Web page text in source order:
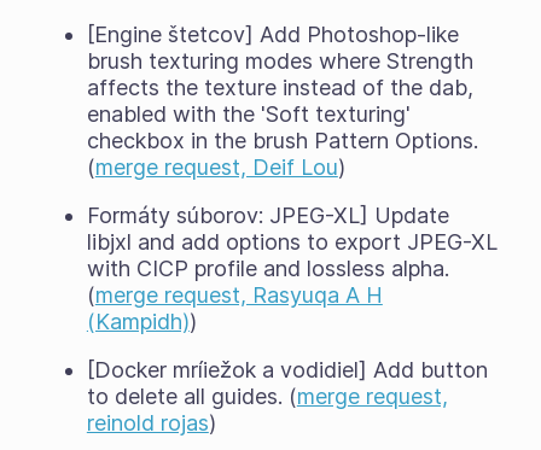
[Engine štetcov] Add Photoshop-like
brush texturing modes where Strength
affects the texture instead of the dab,
enabled with the 'Soft texturing'
checkbox in the brush Pattern Options.
(merge request, Deif Lou)
Formáty súborov: JPEG-XL] Update
libjxl and add options to export JPEG-XL
with CICP profile and lossless alpha.
(merge request, Rasyuqa A H
(Kampidh))
[Docker mríiežok a vodidiel] Add button
to delete all guides. (merge request,
reinold rojas)